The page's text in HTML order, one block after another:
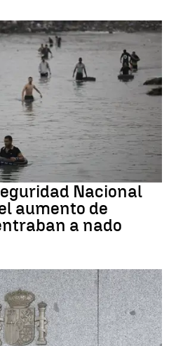
Nacional
aumento de
a nado